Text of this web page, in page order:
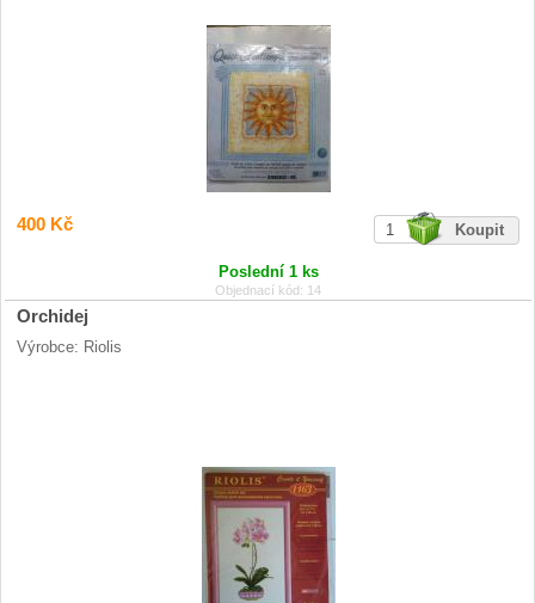
400 Kč
Poslední 1 ks
Objednací kód: 14
Orchidej
Výrobce: Riolis